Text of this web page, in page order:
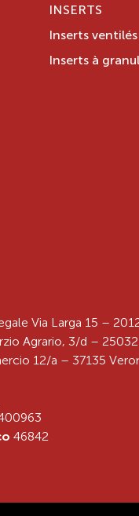
INSERTS
Inserts ventilés
Inserts à
Via Larga 15 –
Agrario, 3/d – 25032
12/a – 37135
46842